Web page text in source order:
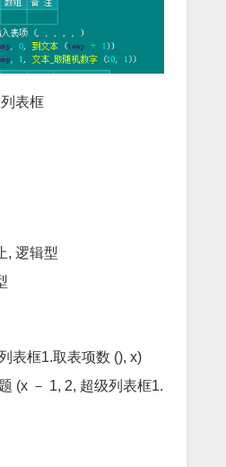
表框
, 逻辑型
表框1.取表项数 (), x)
(x － 1, 2, 超级列表框1.